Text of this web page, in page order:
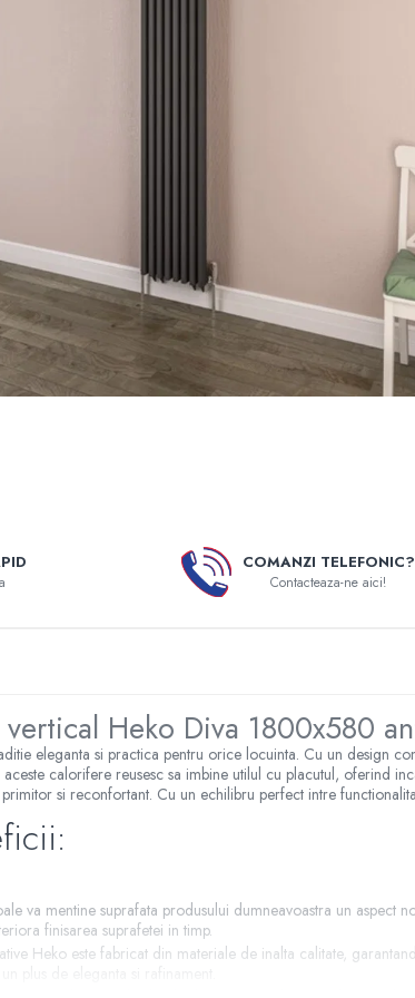
COMANZI TELEFONIC?
Contacteaza-ne aici!
Heko Diva 1800x580
eleganta si practica pentru orice locuinta. Cu un design
calorifere reusesc sa imbine utilul cu placutul, oferind
si reconfortant. Cu un echilibru perfect intre
va mentine suprafata produsului dumneavoastra un aspect
finisarea suprafetei in timp.
Heko este fabricat din materiale de inalta calitate,